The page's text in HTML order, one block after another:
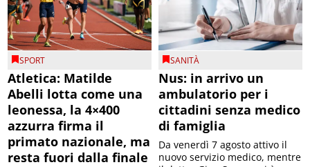
SPORT
Atletica: Matilde
Abelli lotta come una
leonessa, la 4×400
azzurra firma il
primato nazionale, ma
resta fuori dalla finale
SANITÀ
Nus: in arrivo un
ambulatorio per i
cittadini senza medico
di famiglia
Da venerdì 7 agosto attivo il
nuovo servizio medico, mentre